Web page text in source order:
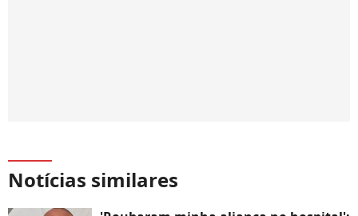
Notícias similares